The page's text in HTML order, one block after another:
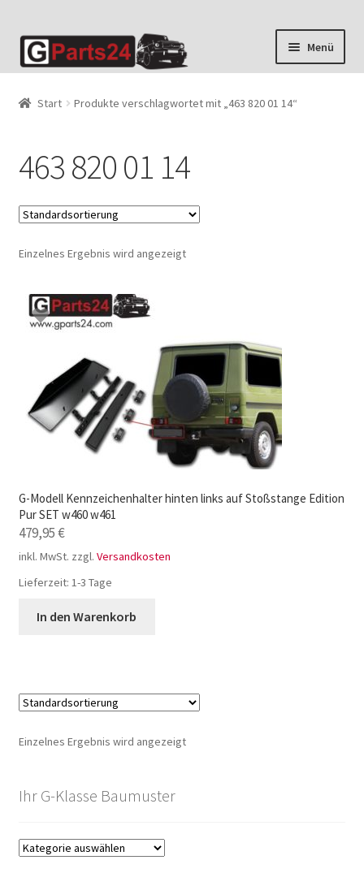
Zur
Navigation
Zum
Inhalt
Menü
Start Produkte verschlagwortet mit „463 820 01 14“
463 820 01 14
Einzelnes Ergebnis wird angezeigt
G-Modell Kennzeichenhalter hinten links auf Stoßstange Edition
Pur SET w460 w461
479,95€
inkl. MwSt. zzgl. Versandkosten
Lieferzeit: 1-3 Tage
In den Warenkorb
Einzelnes Ergebnis wird angezeigt
Ihr G-Klasse Baumuster